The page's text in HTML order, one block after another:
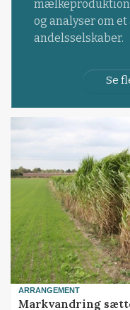
og analyser om
andelsselskaber.
Se
ARRANGEMENT
Markvandring